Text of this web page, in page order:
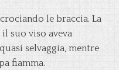
le braccia. La
suo viso aveva
selvaggia, mentre
fiamma.